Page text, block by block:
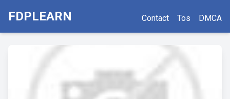
FDPLEARN Contact Tos DMCA